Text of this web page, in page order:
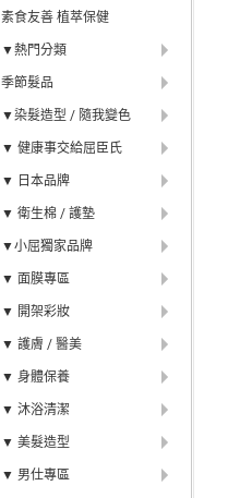
素食友善 植萃保健
▼熱門分類
季節髮品
▼染髮造型 / 隨我變色
▼ 健康事交給屈臣氏
▼ 日本品牌
▼ 衛生棉 / 護墊
▼小屈獨家品牌
▼ 面膜專區
▼ 開架彩妝
▼ 護膚 / 醫美
▼ 身體保養
▼ 沐浴清潔
▼ 美髮造型
▼ 男仕專區